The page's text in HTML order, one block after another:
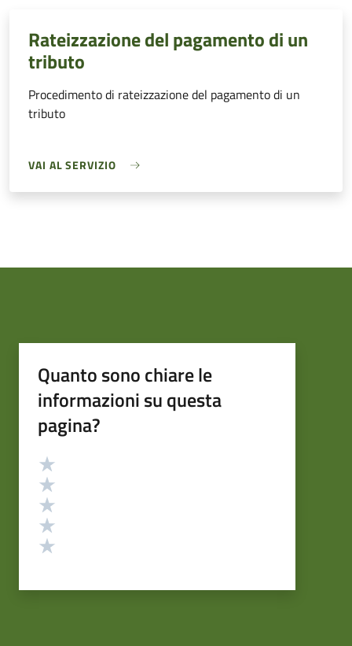
Rateizzazione del pagamento di un
tributo
Procedimento di rateizzazione del pagamento di un
tributo
VAI AL SERVIZIO
Quanto sono chiare le
informazioni su questa
pagina?
Valutazione